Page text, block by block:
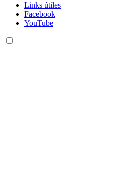
Links útiles
Facebook
YouTube